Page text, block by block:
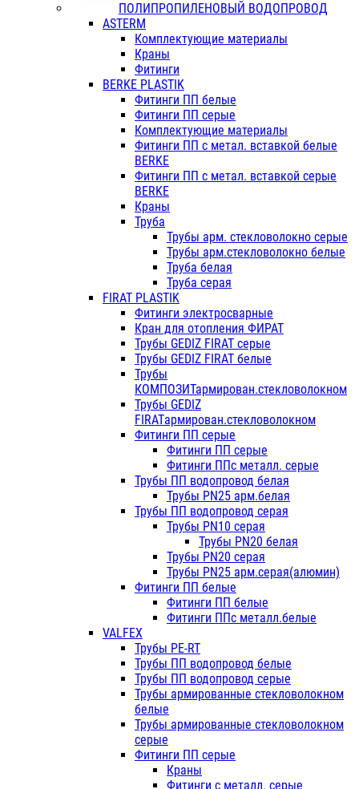
ПОЛИПРОПИЛЕНОВЫЙ ВОДОПРОВОД
ASTERM
Комплектующие материалы
Краны
Фитинги
BERKE PLASTIK
Фитинги ПП белые
Фитинги ПП серые
Комплектующие материалы
Фитинги ПП с метал. вставкой белые
BERKE
Фитинги ПП с метал. вставкой серые
BERKE
Краны
Труба
Трубы арм. стекловолокно серые
Трубы арм.стекловолокно белые
Труба белая
Труба серая
FIRAT PLASTIK
Фитинги электросварные
Кран для отопления ФИРАТ
Трубы GEDIZ FIRAT серые
Трубы GEDIZ FIRAT белые
Трубы
КОМПОЗИТармирован.стекловолокном
Трубы GEDIZ
FIRATармирован.стекловолокном
Фитинги ПП серые
Фитинги ПП серые
Фитинги ППс металл. серые
Трубы ПП водопровод белая
Трубы PN25 арм.белая
Трубы ПП водопровод серая
Трубы PN10 серая
Трубы PN20 белая
Трубы PN20 серая
Трубы PN25 арм.серая(алюмин)
Фитинги ПП белые
Фитинги ПП белые
Фитинги ППс металл.белые
VALFEX
Трубы PE-RT
Трубы ПП водопровод белые
Трубы ПП водопровод серые
Трубы армированные стекловолокном
белые
Трубы армированные стекловолокном
серые
Фитинги ПП серые
Краны
Фитинги с металл. серые